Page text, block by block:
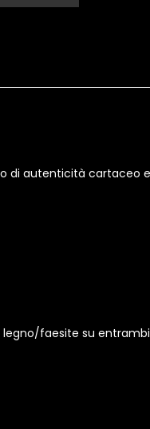
di autenticità cartaceo
faesite su